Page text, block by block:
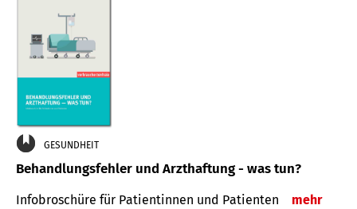
GESUNDHEIT
Behandlungsfehler und Arzthaftung - was tun?
Infobroschüre für Patientinnen und Patienten mehr